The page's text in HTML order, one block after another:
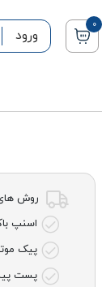
0
ورود
روش
اسنپ
پیک
پست